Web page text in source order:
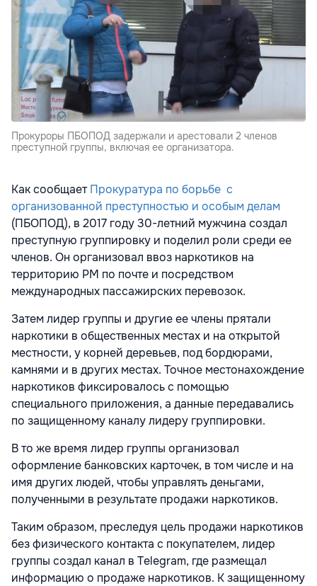
Прокуроры ПБОПОД задержали и арестовали 2 членов
преступной группы, включая ее организатора.
Как сообщаетПрокуратура по борьбе с
организованной преступностью и особым делам
(ПБОПОД), в 2017 году 30-летний мужчина создал
преступную группировку и поделил роли среди ее
членов. Он организовал ввоз наркотиков на
территорию РМ по почте и посредством
международных пассажирских перевозок.
Затем лидер группы и другие ее члены прятали
наркотики в общественных местах и на открытой
местности, у корней деревьев, под бордюрами,
камнями и в других местах. Точное местонахождение
наркотиков фиксировалось с помощью
специального приложения, а данные передавались
по защищенному каналу лидеру группировки.
В то же время лидер группы организовал
оформление банковских карточек, в том числе и на
имя других людей, чтобы управлять деньгами,
полученными в результате продажи наркотиков.
Таким образом, преследуя цель продажи наркотиков
без физического контакта с покупателем, лидер
группы создал канал в Telegram, где размещал
информацию о продаже наркотиков. К защищенному